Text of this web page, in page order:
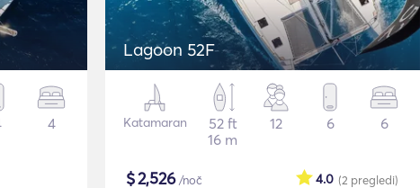
4
Lagoon 52F
Katamaran
52 ft
16 m
12 6 6
$2,526/noč (2 pregledi)
4.0